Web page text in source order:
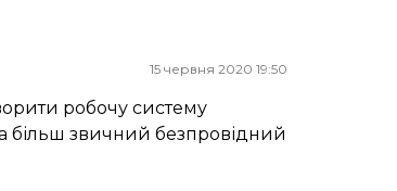
15 червня 2020 19:50
робочу систему
більш звичний безпровідний